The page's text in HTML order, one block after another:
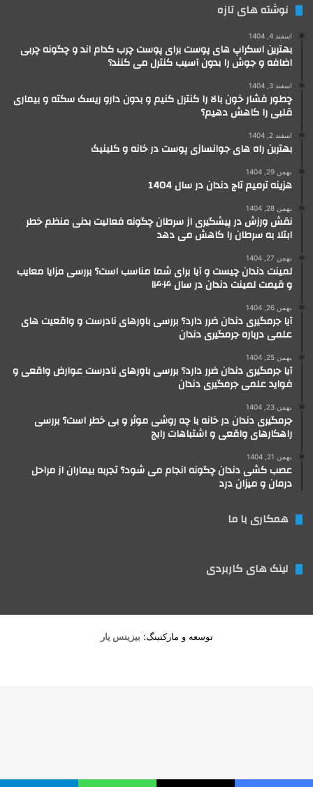
نوشته های تازه
اسفند 4, 1404
بهترین اسکراپ های پوست برای پوست چرب کدام اند و چگونه چربی
اضافه و جوش را بدون آسیب کنترل می کنند؟
اسفند 3, 1404
چطور فشار خون بالا را کنترل کنیم و بدون دارو ریسک سکته و بیماری
قلبی را کاهش دهیم؟
اسفند 2, 1404
بهترین راه های جوانسازی پوست در خانه و کلینیک
بهمن 29, 1404
هزینه ترمیم تاج دندان در سال 1404
بهمن 28, 1404
نقش ورزش در پیشگیری از سرطان چگونه فعالیت بدنی منظم خطر
ابتلا به سرطان را کاهش می دهد
بهمن 27, 1404
لمینت دندان چیست و آیا برای شما مناسب است؟ بررسی مزایا معایب
و قیمت لمینت دندان در سال ۱۴۰۴
بهمن 26, 1404
آیا جرمگیری دندان ضرر دارد؟ بررسی باورهای نادرست و واقعیت های
علمی درباره جرمگیری دندان
بهمن 25, 1404
آیا جرمگیری دندان ضرر دارد؟ بررسی باورهای نادرست عوارض واقعی و
فواید علمی جرمگیری دندان
بهمن 23, 1404
جرمگیری دندان در خانه با چه روشی موثر و بی خطر است؟ بررسی
راهکارهای واقعی و اشتباهات رایج
بهمن 21, 1404
عصب کشی دندان چگونه انجام می شود؟ تجربه بیماران از مراحل
درمان و میزان درد
همکاری با ما
لینک های کاربردی
توسعه و مارکتینگ: بیزینس یار